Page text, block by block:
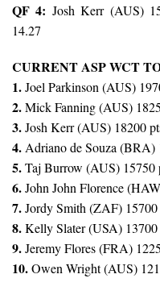
QF 4: Josh Kerr (AUS)
14.27
CURRENT ASP WCT
1.Joel Parkinson (AUS)
2.Mick Fanning (AUS)
3.Josh Kerr (AUS) 18200
4. Adriano de Souza (BRA)
5.Taj Burrow (AUS) 15750
6.John John Florence
7.Jordy Smith (ZAF) 15700
8.Kelly Slater (USA) 13700
9.Jeremy Flores (FRA)
10.Owen Wright (AUS)